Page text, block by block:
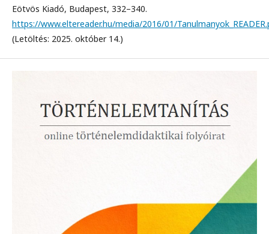
Eötvös Kiadó, Budapest, 332–340.
https://www.eltereader.hu/media/2016/01/
(Letöltés: 2025. október 14.)